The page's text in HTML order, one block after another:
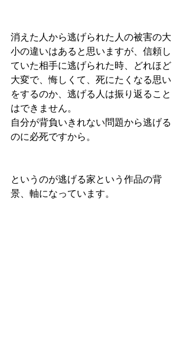
消えた人から逃げられた人の被害の大
小の違いはあると思いますが、信頼し
ていた相手に逃げられた時、どれほど
大変で、悔しくて、死にたくなる思い
をするのか、逃げる人は振り返ること
はできません。
自分が背負いきれない問題から逃げる
のに必死ですから。
というのが逃げる家という作品の背
景、軸になっています。